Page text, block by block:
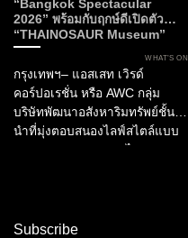
“Bangkok Spectacular
2026” พร้อมกับฤกษ์ดีเปิดตัว
“THAINOSAUR Museum”
เพื่อมอบประสบการณ์ใหม่แห่ง
ศิลปะ วัฒนธรรม และการเรียนรู้สู่
กรุงเทพฯ
WHAT’S ON
กรุงเทพฯ– แอสเสท เวิรด์
คอร์ปอเรชั่น หรือ AWC กลุ่ม
บริษัทพัฒนาอสังหาริมทรัพย์ชั้น
นำที่มุ่งตอบสนองไลฟ์สไตล์แบบ
Subscribe